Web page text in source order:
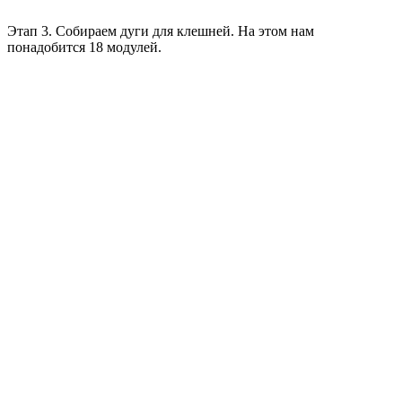
Этап 3. Собираем дуги для клешней. На этом нам
понадобится 18 модулей.